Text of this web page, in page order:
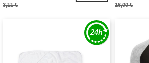
3,11 € 16,00 €